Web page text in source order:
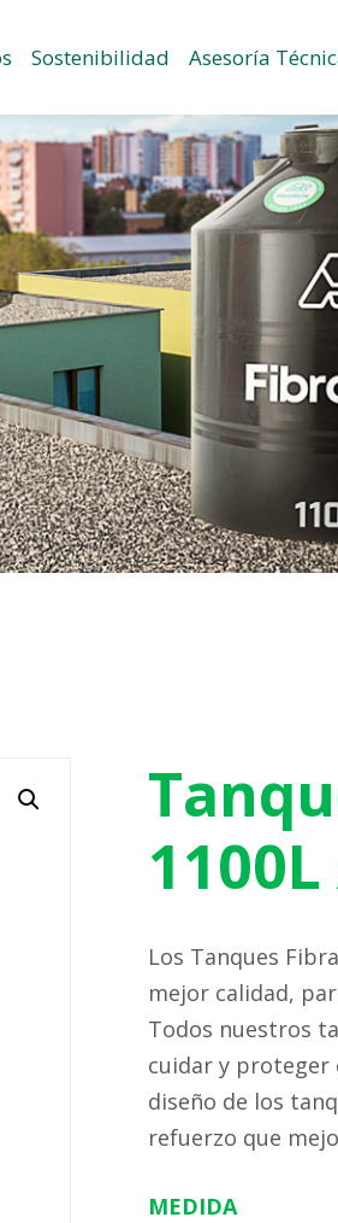
Sostenibilidad Asesoría
Los Tanques
mejor calidad,
Todos nuestros
cuidar y proteger
diseño de los
refuerzo que
MEDIDA